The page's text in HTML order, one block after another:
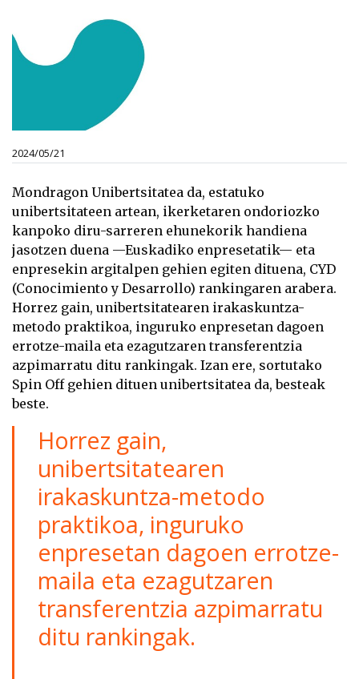
2024/05/21
Mondragon Unibertsitatea da, estatuko
unibertsitateen artean, ikerketaren ondoriozko
kanpoko diru-sarreren ehunekorik handiena
jasotzen duena —Euskadiko enpresetatik— eta
enpresekin argitalpen gehien egiten dituena, CYD
(Conocimiento y Desarrollo) rankingaren arabera.
Horrez gain, unibertsitatearen irakaskuntza-
metodo praktikoa, inguruko enpresetan dagoen
errotze-maila eta ezagutzaren transferentzia
azpimarratu ditu rankingak. Izan ere, sortutako
Spin Off gehien dituen unibertsitatea da, besteak
beste.
Horrez gain,
unibertsitatearen
irakaskuntza-metodo
praktikoa, inguruko
enpresetan dagoen errotze-
maila eta ezagutzaren
transferentzia azpimarratu
ditu rankingak.